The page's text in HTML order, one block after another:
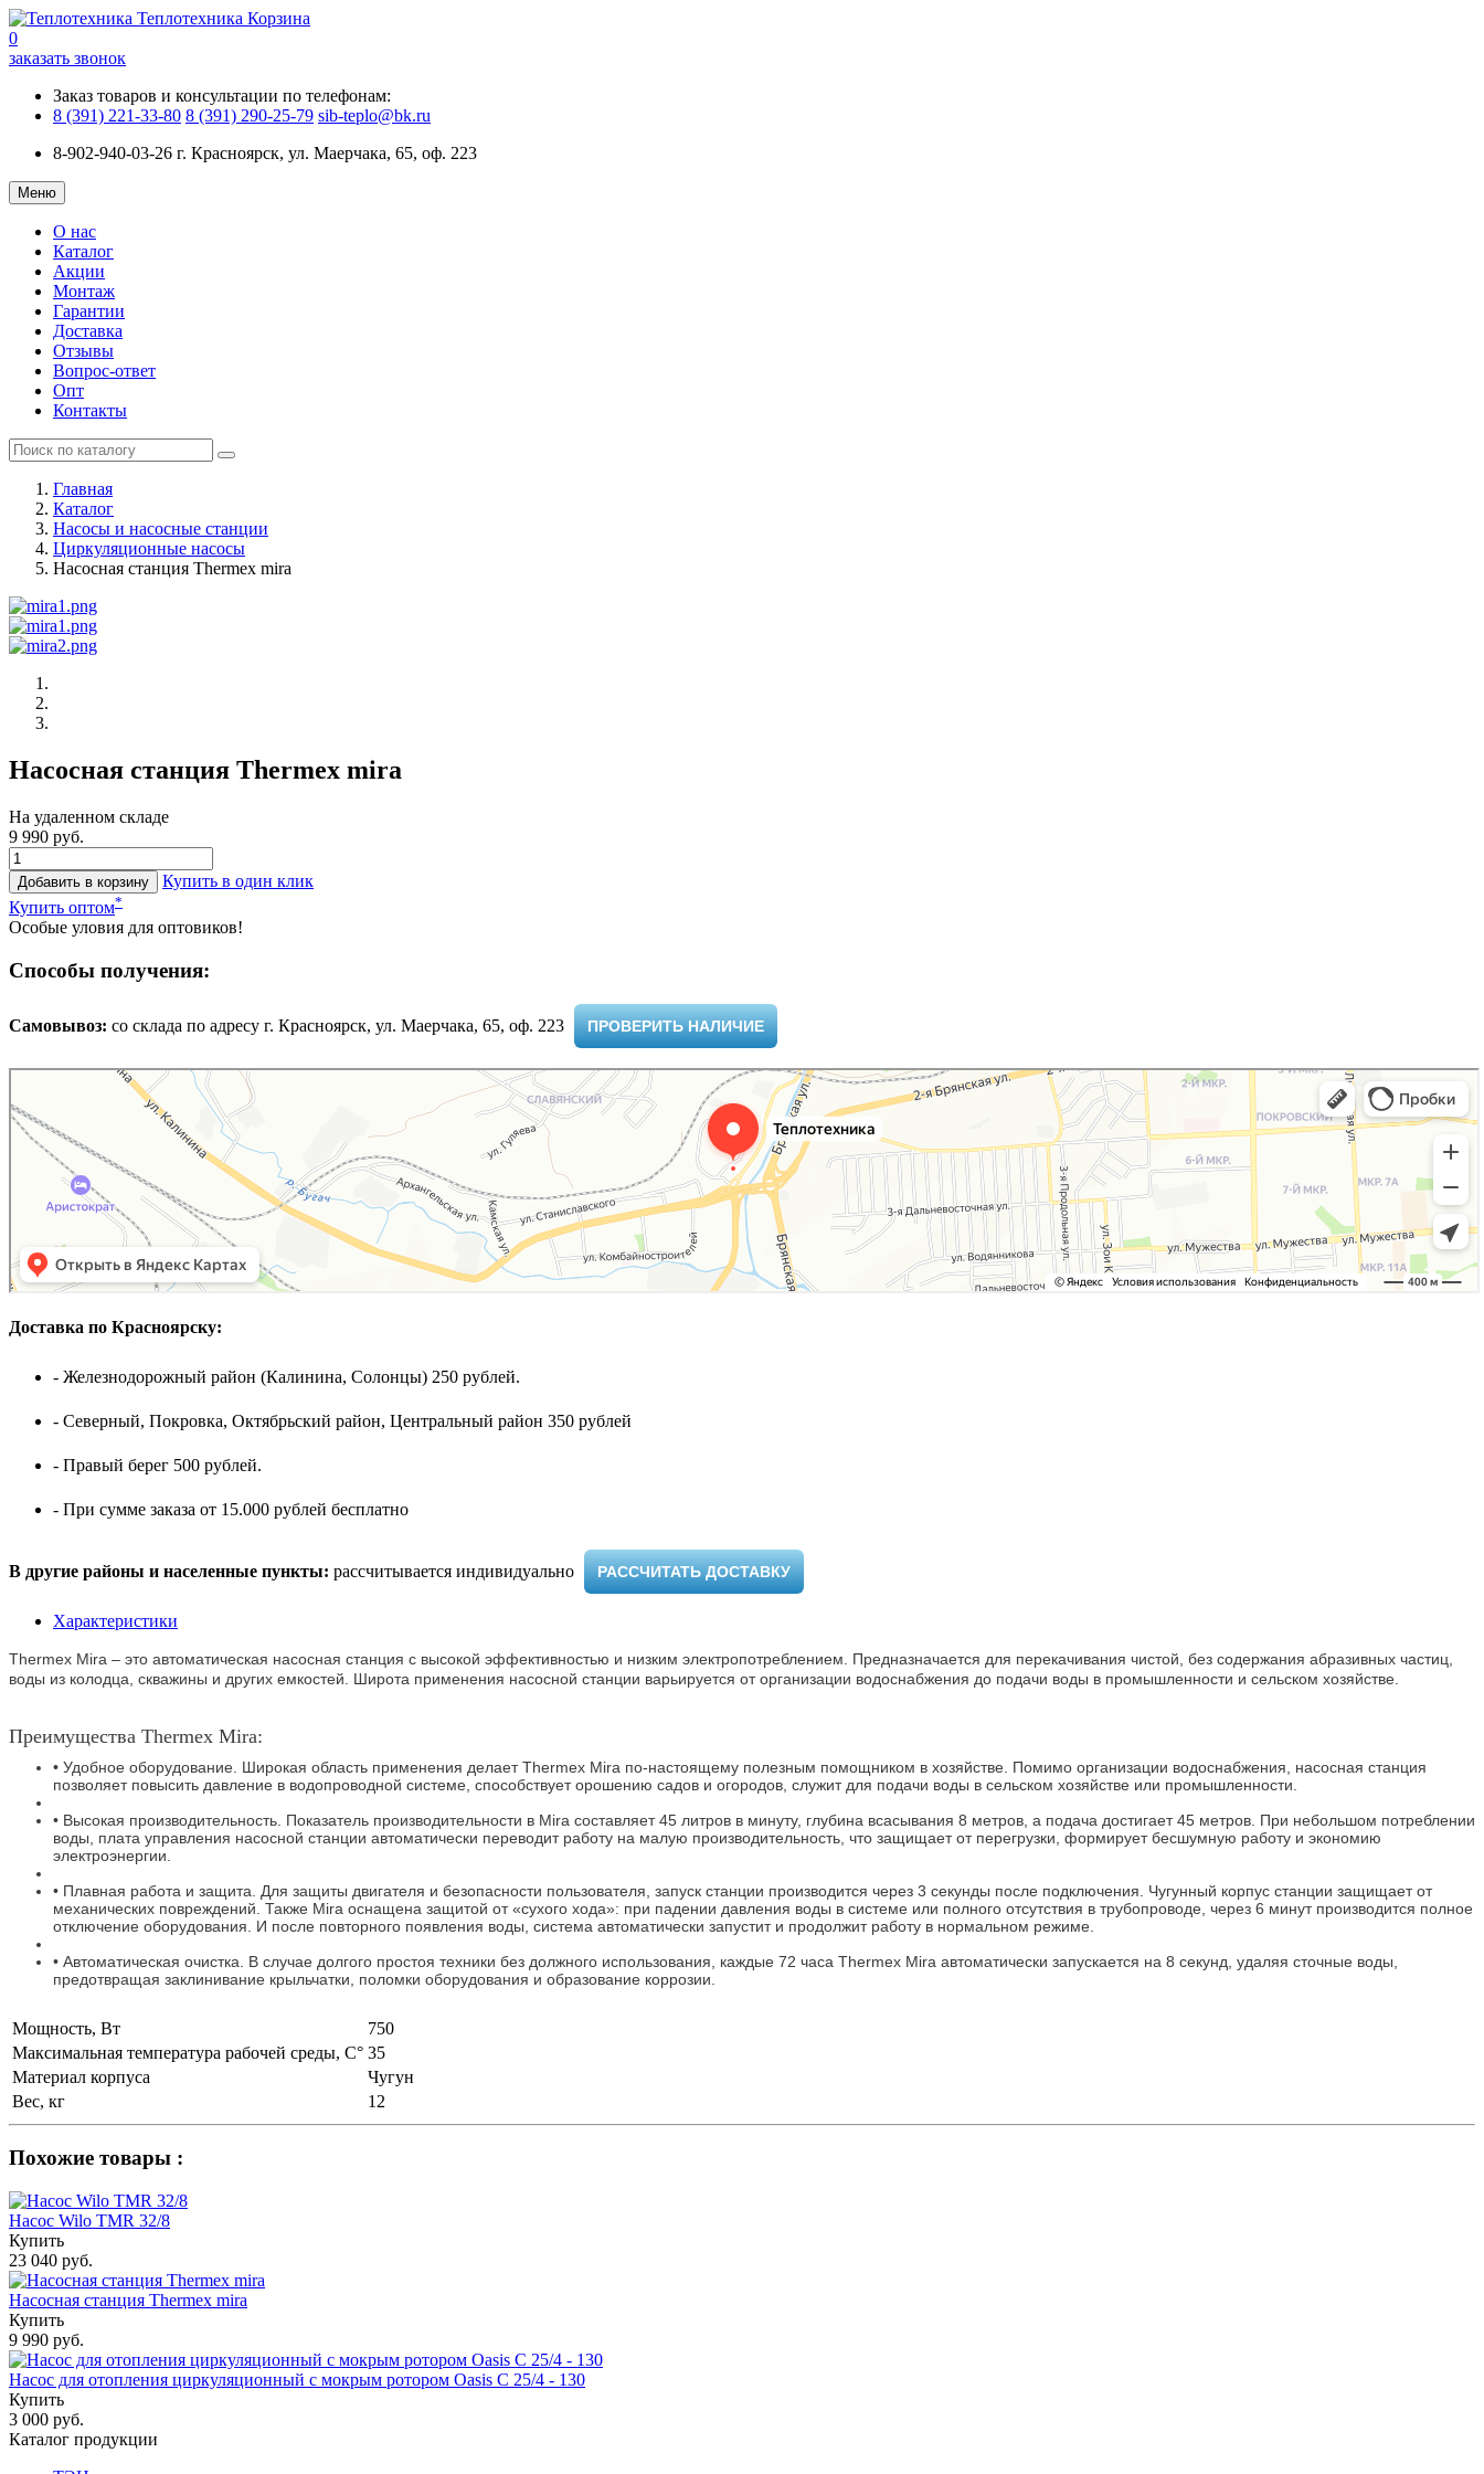
Теплотехника Корзина
0
заказать звонок
Заказ товаров и консультации по телефонам:
8 (391) 221-33-80 8 (391) 290-25-79 sib-teplo@bk.ru
8-902-940-03-26 г. Красноярск, ул. Маерчака, 65, оф. 223
Меню
О нас
Каталог
Акции
Монтаж
Гарантии
Доставка
Отзывы
Вопрос-ответ
Опт
Контакты
Главная
Каталог
Насосы и насосные станции
Циркуляционные насосы
Насосная станция Thermex mira
Насосная станция Thermex mira
На удаленном складе
9 990 руб.
Добавить в корзину
Купить в один клик
Купить оптом*
Особые уловия для оптовиков!
Способы получения:
Самовывоз: cо склада по адресу г. Красноярск, ул. Маерчака, 65, оф. 223 ​ ПРОВЕРИТЬ НАЛИЧИЕ
Доставка по Красноярску:
- Железнодорожный район (Калинина, Солонцы) 250 рублей.
- Северный, Покровка, Октябрьский район, Центральный район 350 рублей
- Правый берег 500 рублей.
- При сумме заказа от 15.000 рублей бесплатно
В другие районы и населенные пункты: рассчитывается индивидуально ​ РАССЧИТАТЬ ДОСТАВКУ
Характеристики
Thermex Mira – это автоматическая насосная станция с высокой эффективностью и низким электропотреблением. Предназначается для перекачивания чистой, без содержания абразивных частиц,
воды из колодца, скважины и других емкостей. Широта применения насосной станции варьируется от организации водоснабжения до подачи воды в промышленности и сельском хозяйстве.
Преимущества Thermex Mira:
• Удобное оборудование. Широкая область применения делает Thermex Mira по-настоящему полезным помощником в хозяйстве. Помимо организации водоснабжения, насосная станция
позволяет повысить давление в водопроводной системе, способствует орошению садов и огородов, служит для подачи воды в сельском хозяйстве или промышленности.
• Высокая производительность. Показатель производительности в Mira составляет 45 литров в минуту, глубина всасывания 8 метров, а подача достигает 45 метров. При небольшом потреблении
воды, плата управления насосной станции автоматически переводит работу на малую производительность, что защищает от перегрузки, формирует бесшумную работу и экономию
электроэнергии.
• Плавная работа и защита. Для защиты двигателя и безопасности пользователя, запуск станции производится через 3 секунды после подключения. Чугунный корпус станции защищает от
механических повреждений. Также Mira оснащена защитой от «сухого хода»: при падении давления воды в системе или полного отсутствия в трубопроводе, через 6 минут производится полное
отключение оборудования. И после повторного появления воды, система автоматически запустит и продолжит работу в нормальном режиме.
• Автоматическая очистка. В случае долгого простоя техники без должного использования, каждые 72 часа Thermex Mira автоматически запускается на 8 секунд, удаляя сточные воды,
предотвращая заклинивание крыльчатки, поломки оборудования и образование коррозии.
Мощность, Вт
750
Максимальная температура рабочей среды, С° 35
Материал корпуса
Чугун
Вес, кг
12
Похожие товары :
Насос Wilo TMR 32/8
Купить
23 040 руб.
Насосная станция Thermex mira
Купить
9 990 руб.
Насос для отопления циркуляционный с мокрым ротором Oasis C 25/4 - 130
Купить
3 000 руб.
Каталог продукции